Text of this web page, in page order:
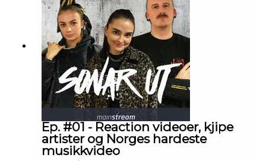
med YouTube-nettverket Splay One.Du kan også
se alle episoder i videoformat på YLTV. Kontakt:
marius@yltv.nohttps://www.youtube.com/user/Yo
ungLmixtapeshttps://www.mainstream.as/
Ep. #01 - Reaction videoer, kjipe
artister og Norges hardeste
musikkvideo